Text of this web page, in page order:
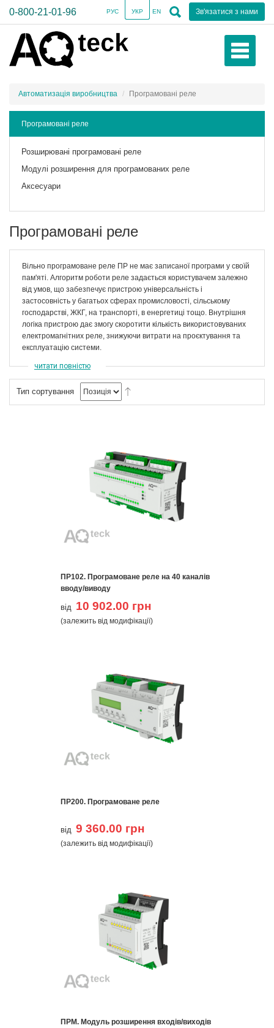
0-800-21-01-96 Зв'язатися з нами
РУС УКР EN
Автоматизація виробництва Програмовані реле
Програмовані реле
Розширювані програмовані реле
Модулі розширення для програмованих реле
Аксесуари
Програмовані реле
Вільно програмоване реле ПР не має записаної програми у своїй
пам'яті. Алгоритм роботи реле задається користувачем залежно
від умов, що забезпечує пристрою універсальність і
застосовність у багатьох сферах промисловості, сільському
господарстві, ЖКГ, на транспорті, в енергетиці тощо. Внутрішня
логіка пристрою дає змогу скоротити кількість використовуваних
електромагнітних реле, знижуючи витрати на проєктування та
експлуатацію системи.
читати повністю
Тип сортування
ПР102. Програмоване реле на 40 каналів
вводу/виводу
від 10 902.00 грн
(залежить від модифікації)
ПР200. Програмоване реле
від 9 360.00 грн
(залежить від модифікації)
ПРМ. Модуль розширення входів/виходів